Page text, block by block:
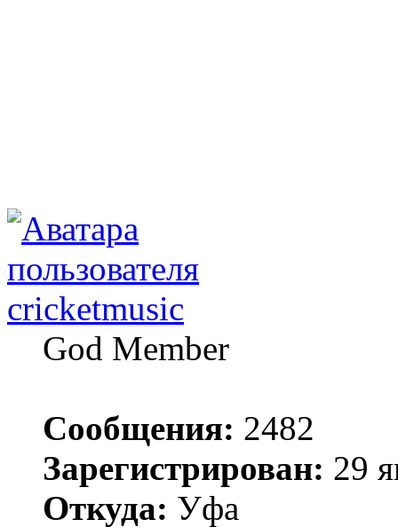
cricketmusic
God Member
Сообщения: 2482
Зарегистрирован: 29
Откуда: Уфа